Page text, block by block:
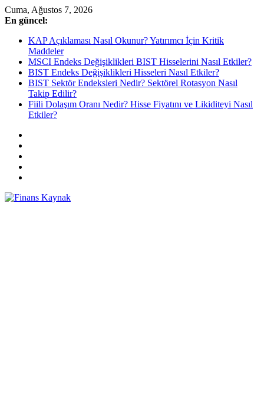
Skip
to
Cuma, Ağustos 7, 2026
En güncel:
KAP Açıklaması Nasıl Okunur? Yatırımcı İçin Kritik
Maddeler
MSCI Endeks Değişiklikleri BIST Hisselerini Nasıl Etkiler?
BIST Endeks Değişiklikleri Hisseleri Nasıl Etkiler?
BIST Sektör Endeksleri Nedir? Sektörel Rotasyon Nasıl
Takip Edilir?
Fiili Dolaşım Oranı Nedir? Hisse Fiyatını ve Likiditeyi Nasıl
Etkiler?